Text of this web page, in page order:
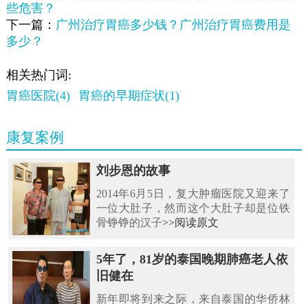
些危害？
下一篇： 广州治疗胃癌多少钱？广州治疗胃癌费用是
多少？
相关热门词:
胃癌医院(4)
胃癌的早期症状(1)
康复案例
刘步恩的故事
2014年6月5日，复大肿瘤医院又迎来了
一位大肚子，然而这个大肚子却是位铁
骨铮铮的汉子>>阅读原文
5年了，81岁的泰国晚期肺癌老人依
旧健在
新年即将到来之际，来自泰国的华侨林